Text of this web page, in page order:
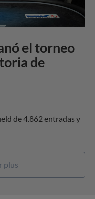
el torneo
de
de 4.862 entradas y
plus